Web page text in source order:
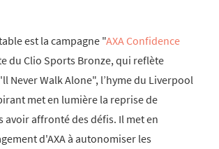
est la campagne "AXA Confidence
du Clio Sports Bronze, qui reflète
Never Walk Alone", l’hyme du Liverpool
met en lumière la reprise de
avoir affronté des défis. Il met en
d'AXA à autonomiser les